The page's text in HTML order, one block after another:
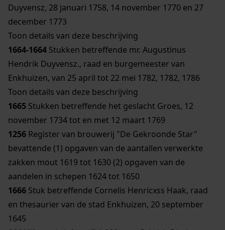
Duyvensz, 28 januari 1758, 14 november 1770 en 27
december 1773
Toon details van deze beschrijving
1664-1664 Stukken betreffende mr. Augustinus
Hendrik Duyvensz., raad en burgemeester van
Enkhuizen, van 25 april tot 22 mei 1782, 1782, 1786
Toon details van deze beschrijving
1665 Stukken betreffende het geslacht Groes, 12
november 1734 tot en met 12 maart 1769
1256 Register van brouwerij "De Gekroonde Star"
bevattende (1) opgaven van de aantallen verwerkte
zakken mout 1619 tot 1630 (2) opgaven van de
aandelen in schepen 1624 tot 1650
1666 Stuk betreffende Cornelis Henricxss Haak, raad
en thesaurier van de stad Enkhuizen, 20 september
1645